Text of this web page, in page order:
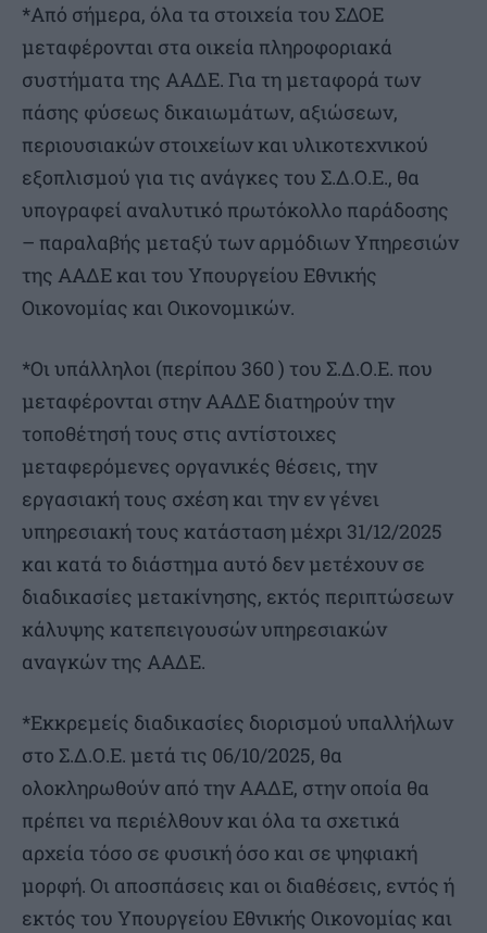
*Από σήμερα, όλα τα στοιχεία του ΣΔΟΕ
μεταφέρονται στα οικεία πληροφοριακά
συστήματα της ΑΑΔΕ. Για τη μεταφορά των
πάσης φύσεως δικαιωμάτων, αξιώσεων,
περιουσιακών στοιχείων και υλικοτεχνικού
εξοπλισμού για τις ανάγκες του Σ.Δ.Ο.Ε., θα
υπογραφεί αναλυτικό πρωτόκολλο παράδοσης
– παραλαβής μεταξύ των αρμόδιων Υπηρεσιών
της ΑΑΔΕ και του Υπουργείου Εθνικής
Οικονομίας και Οικονομικών.
*Οι υπάλληλοι (περίπου 360 ) του Σ.Δ.Ο.Ε. που
μεταφέρονται στην ΑΑΔΕ διατηρούν την
τοποθέτησή τους στις αντίστοιχες
μεταφερόμενες οργανικές θέσεις, την
εργασιακή τους σχέση και την εν γένει
υπηρεσιακή τους κατάσταση μέχρι 31/12/2025
και κατά το διάστημα αυτό δεν μετέχουν σε
διαδικασίες μετακίνησης, εκτός περιπτώσεων
κάλυψης κατεπειγουσών υπηρεσιακών
αναγκών της ΑΑΔΕ.
*Εκκρεμείς διαδικασίες διορισμού υπαλλήλων
στο Σ.Δ.Ο.Ε. μετά τις 06/10/2025, θα
ολοκληρωθούν από την ΑΑΔΕ, στην οποία θα
πρέπει να περιέλθουν και όλα τα σχετικά
αρχεία τόσο σε φυσική όσο και σε ψηφιακή
μορφή. Οι αποσπάσεις και οι διαθέσεις, εντός ή
εκτός του Υπουργείου Εθνικής Οικονομίας και